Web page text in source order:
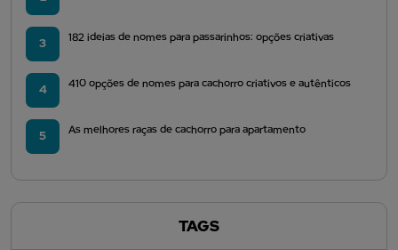
3 182 ideias de nomes para passarinhos: opções criativas
4 410 opções de nomes para cachorro criativos e autênticos
5 As melhores raças de cachorro para apartamento
TAGS